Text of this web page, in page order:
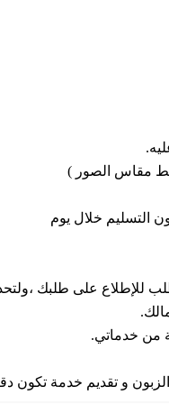
مقاس الصور )
للإطلاع على طلبك
من خدماتي.
و تقديم خدمة تكون